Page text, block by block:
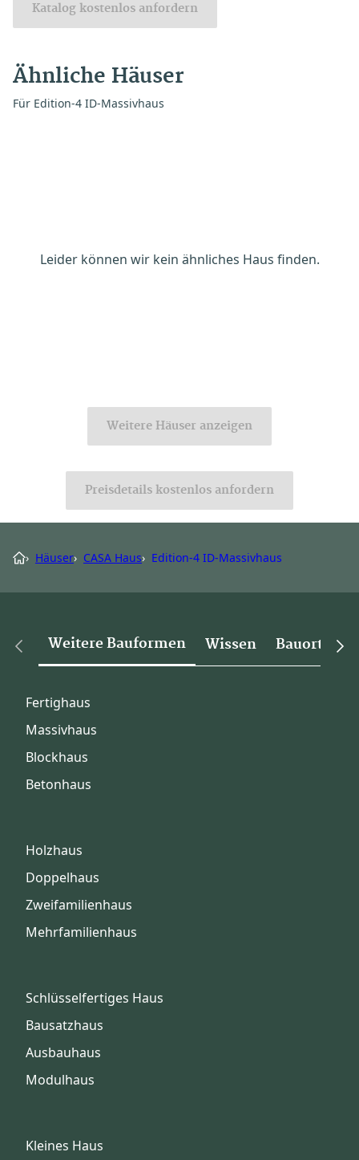
Katalog kostenlos anfordern
Ähnliche Häuser
Für Edition-4 ID-Massivhaus
Leider können wir kein ähnliches Haus finden.
Weitere Häuser anzeigen
Preisdetails kostenlos anfordern
› Häuser› CASA Haus› Edition-4 ID-Massivhaus
Weitere Bauformen Wissen Bauorte
Fertighaus
Massivhaus
Blockhaus
Betonhaus
Holzhaus
Doppelhaus
Zweifamilienhaus
Mehrfamilienhaus
Schlüsselfertiges Haus
Bausatzhaus
Ausbauhaus
Modulhaus
Kleines Haus